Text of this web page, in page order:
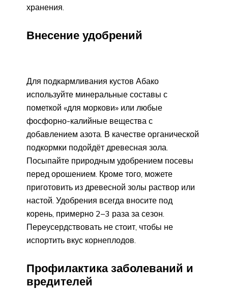
хранения.
Внесение удобрений
Для подкармливания кустов Абако
используйте минеральные составы с
пометкой «для моркови» или любые
фосфорно-калийные вещества с
добавлением азота. В качестве органической
подкормки подойдёт древесная зола.
Посыпайте природным удобрением посевы
перед орошением. Кроме того, можете
приготовить из древесной золы раствор или
настой. Удобрения всегда вносите под
корень, примерно 2–3 раза за сезон.
Переусердствовать не стоит, чтобы не
испортить вкус корнеплодов.
Профилактика заболеваний и
вредителей